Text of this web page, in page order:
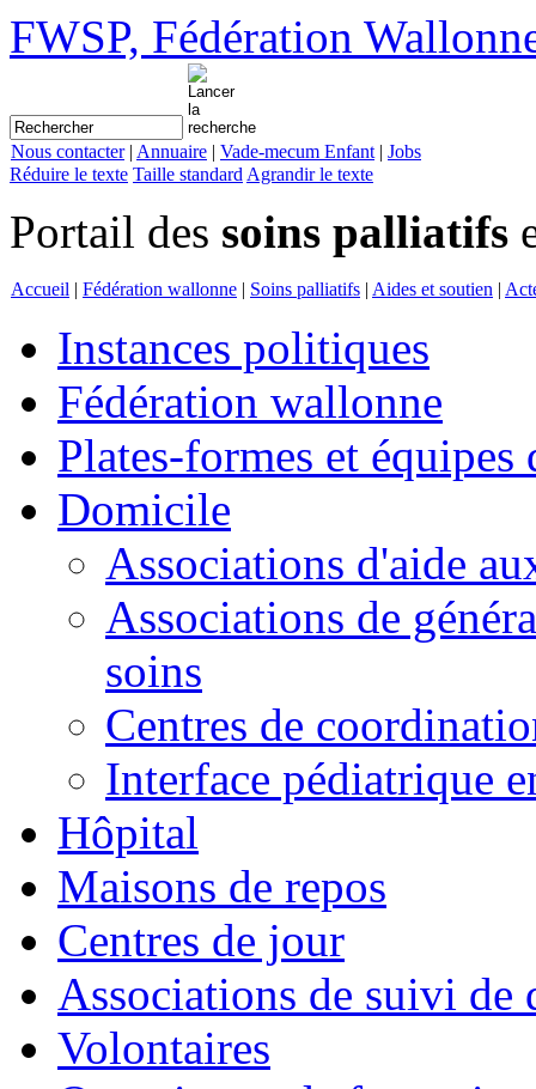
FWSP, Fédération
Nous contacter| Annuaire | Vade-mecum Enfant | Jobs
Réduire le texte Taille standard Agrandir le texte
Portail des soins palliatifs
Accueil | Fédération wallonne | Soins palliatifs | Aides et soutien |
Instances politiques
Fédération wallonne
Plates-formes et équipes
Domicile
Associations d'aide
Associations de
soins
Centres de
Interface pédiatrique
Hôpital
Maisons de repos
Centres de jour
Associations de suivi de
Volontaires